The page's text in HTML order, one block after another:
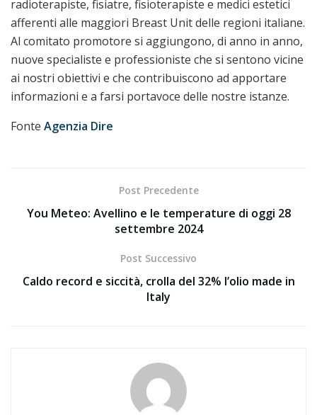
radioterapiste, fisiatre, fisioterapiste e medici estetici
afferenti alle maggiori Breast Unit delle regioni italiane.
Al comitato promotore si aggiungono, di anno in anno,
nuove specialiste e professioniste che si sentono vicine
ai nostri obiettivi e che contribuiscono ad apportare
informazioni e a farsi portavoce delle nostre istanze.
Fonte Agenzia Dire
Post Precedente
You Meteo: Avellino e le temperature di oggi 28
settembre 2024
Post Successivo
Caldo record e siccità, crolla del 32% l’olio made in
Italy